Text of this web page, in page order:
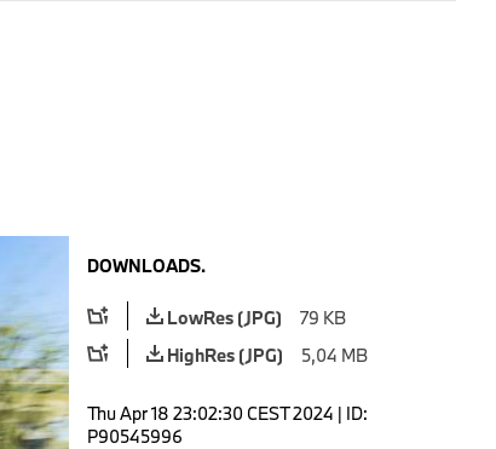
DOWNLOADS.
LowRes (JPG)
79 KB
HighRes (JPG)
5,04 MB
Thu Apr 18 23:02:30 CEST 2024 | ID:
P90545996